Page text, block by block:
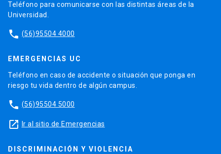
Teléfono para comunicarse con las distintas áreas de la
Universidad.
phone (56)95504 4000
EMERGENCIAS UC
Teléfono en caso de accidente o situación que ponga en
riesgo tu vida dentro de algún campus.
phone (56)95504 5000
launch Ir al sitio de Emergencias
DISCRIMINACIÓN Y VIOLENCIA